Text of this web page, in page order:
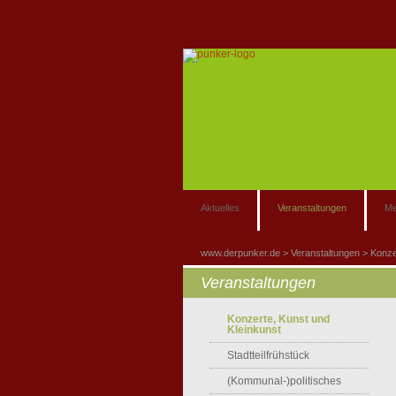
Aktuelles Veranstaltungen
www.derpunker.de Veranstaltungen
Veranstaltungen
Konzerte, Kunst und
Kleinkunst
Stadtteilfrühstück
(Kommunal-)politisches